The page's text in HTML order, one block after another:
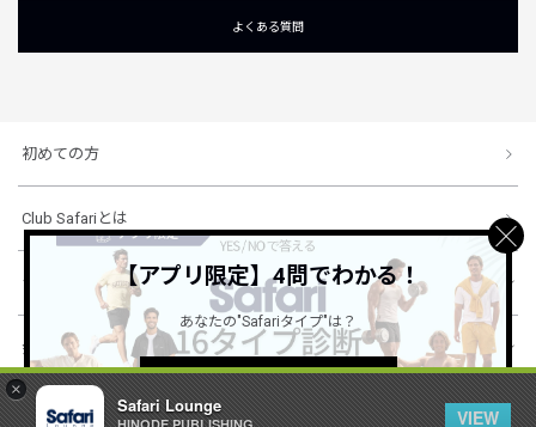
×
Safari Lounge
VIEW
よくある質問
初めての方
Club Safariとは
ショッピングガイド
会社概要・規約
【アプリ限定】4問でわかる！
あなたの"Safariタイプ"は？
詳しくはこちら ＞